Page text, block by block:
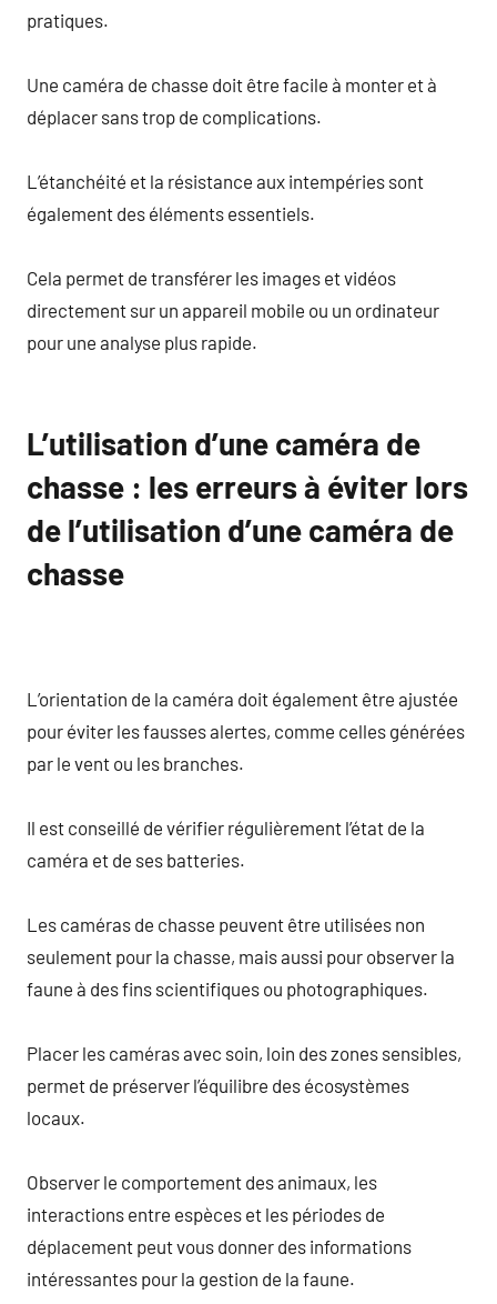
pratiques.
Une caméra de chasse doit être facile à monter et à
déplacer sans trop de complications.
L’étanchéité et la résistance aux intempéries sont
également des éléments essentiels.
Cela permet de transférer les images et vidéos
directement sur un appareil mobile ou un ordinateur
pour une analyse plus rapide.
L’utilisation d’une caméra de
chasse : les erreurs à éviter lors
de l’utilisation d’une caméra de
chasse
L’orientation de la caméra doit également être ajustée
pour éviter les fausses alertes, comme celles générées
par le vent ou les branches.
Il est conseillé de vérifier régulièrement l’état de la
caméra et de ses batteries.
Les caméras de chasse peuvent être utilisées non
seulement pour la chasse, mais aussi pour observer la
faune à des fins scientifiques ou photographiques.
Placer les caméras avec soin, loin des zones sensibles,
permet de préserver l’équilibre des écosystèmes
locaux.
Observer le comportement des animaux, les
interactions entre espèces et les périodes de
déplacement peut vous donner des informations
intéressantes pour la gestion de la faune.